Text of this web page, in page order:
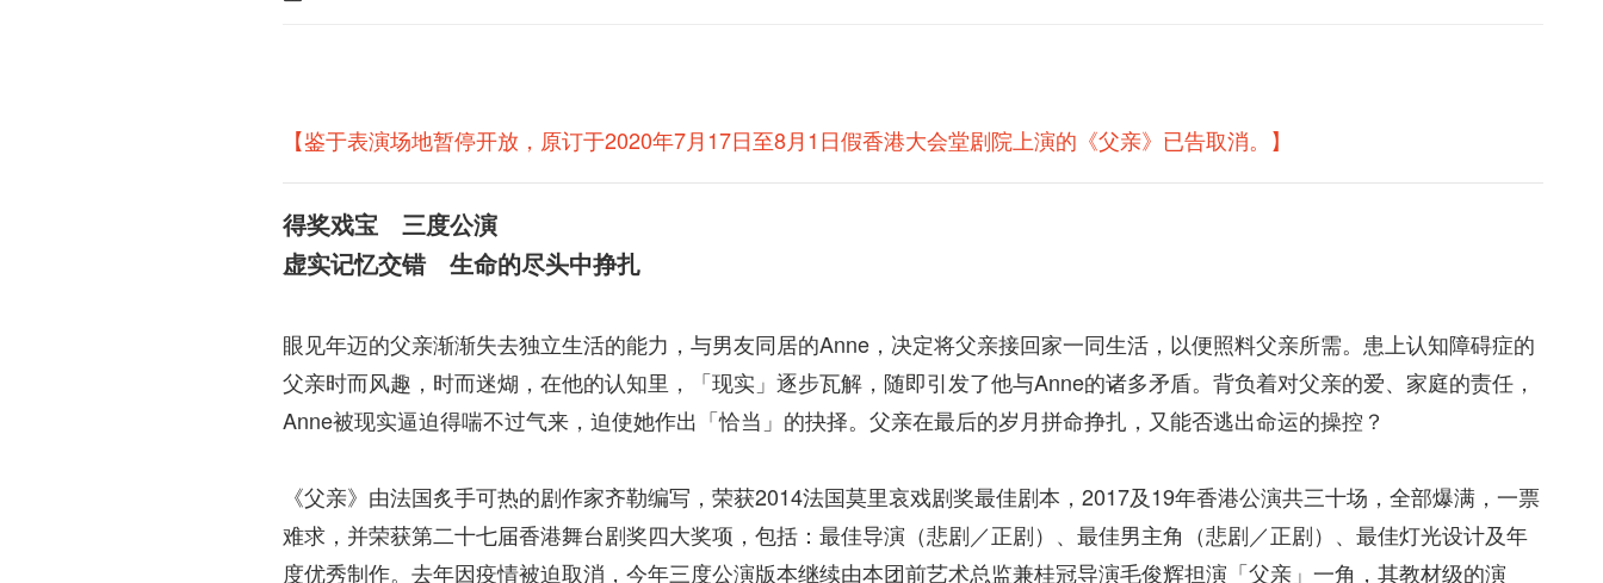
【鉴于表演场地暂停开放，原订于2020年7月17日至8月1日假香港大会堂剧院上演的《父亲》已告取消。 】
得奖戏宝 三度公演
虚实记忆交错 生命的尽头中挣扎
眼见年迈的父亲渐渐失去独立生活的能力，与男友同居的Anne，决定将父亲接回家一同生活，以便照料父亲所需。患上认知障碍症的
父亲时而风趣，时而迷煳，在他的认知里，「现实」逐步瓦解，随即引发了他与Anne的诸多矛盾。背负着对父亲的爱、家庭的责任，
Anne被现实逼迫得喘不过气来，迫使她作出「恰当」的抉择。父亲在最后的岁月拼命挣扎，又能否逃出命运的操控？
《父亲》由法国炙手可热的剧作家齐勒编写，荣获2014法国莫里哀戏剧奖最佳剧本，2017及19年香港公演共三十场，全部爆满，一票
难求，并荣获第二十七届香港舞台剧奖四大奖项，包括：最佳导演（悲剧／正剧）、最佳男主角（悲剧／正剧）、最佳灯光设计及年
度优秀制作。去年因疫情被迫取消，今年三度公演版本继续由本团前艺术总监兼桂冠导演毛俊辉担演「父亲」一角，其教材级的演